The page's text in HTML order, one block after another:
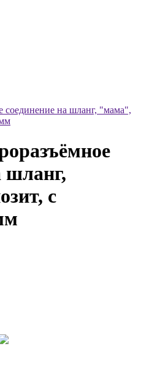
соединение на шланг, "мама",
шланг,
с